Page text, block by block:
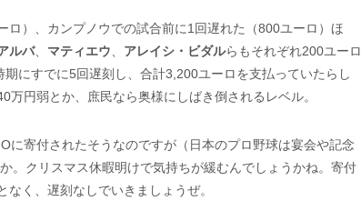
ロ）、カンプノウでの試合前に1回遅れた（800ユーロ）ほ
ルバ、 マティエウ、 アレイシ・ビダルらもそれぞれ200ユーロ
期にすでに5回遅刻し、合計3,200ユーロを支払っていたらし
円弱とか、庶民なら奥様にしばき倒されるレベル。
寄付されたそうなのですが（日本のプロ野球は宴会や記念
。クリスマス休暇明けで気持ちが緩むんでしょうかね。寄付
く、遅刻なしでいきましょうぜ。